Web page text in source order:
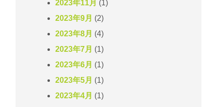
2023年11月 (1)
2023年9月 (2)
2023年8月 (4)
2023年7月 (1)
2023年6月 (1)
2023年5月 (1)
2023年4月 (1)